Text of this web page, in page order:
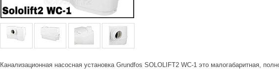
Канализационная насосная установка Grundfos SOLOLIFT2 WC-1 это малогабаритная,